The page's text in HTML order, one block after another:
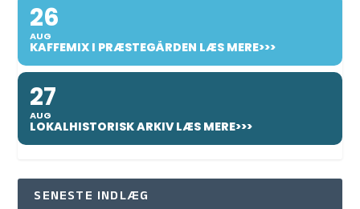
26
AUG
KAFFEMIX I PRÆSTEGÅRDEN LÆS MERE>>>
27
AUG
LOKALHISTORISK ARKIV LÆS MERE>>>
SENESTE INDLÆG